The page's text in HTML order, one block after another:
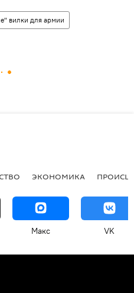
вилки для армии
ЭКОНОМИКА
Макс VK